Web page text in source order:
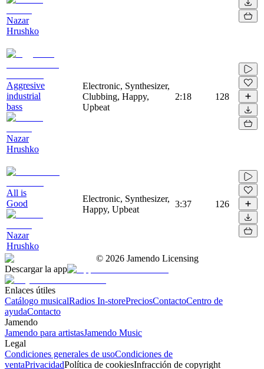
Nazar
Hrushko
Aggresive
industrial
bass
Nazar
Hrushko
Electronic, Synthesizer,
Clubbing, Happy,
Upbeat
2:18 128
All is
Good
Nazar
Hrushko
Electronic, Synthesizer,
Happy, Upbeat
3:37 126
© 2026 Jamendo Licensing
Descargar la app
Enlaces útiles
Catálogo musicalRadios In-storePreciosContactoCentro de
ayudaContacto
Jamendo
Jamendo para artistasJamendo Music
Legal
Condiciones generales de usoCondiciones de
ventaPrivacidadPolítica de cookiesInfracción de copyright